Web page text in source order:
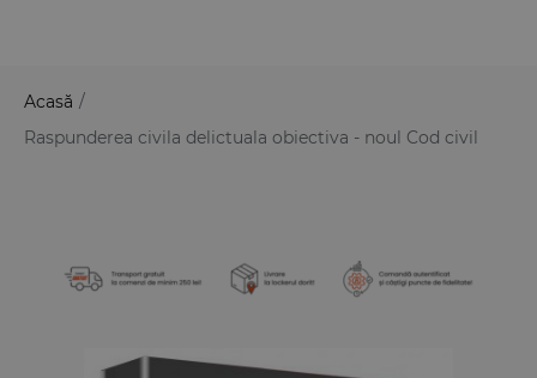
Acasă /
Raspunderea civila delictuala obiectiva - noul Cod civil